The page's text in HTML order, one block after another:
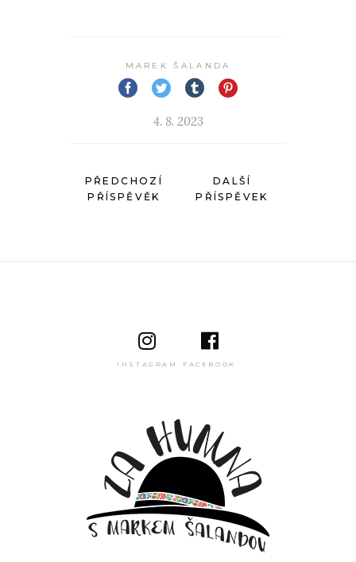
MAREK ŠALANDA
4. 8. 2023
PŘEDCHOZÍ
PŘÍSPĚVĚK
DALŠÍ
PŘÍSPĚVEK
INSTAGRAM FACEBOOK